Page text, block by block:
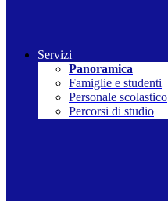
Servizi
Panoramica
Famiglie e studenti
Personale scolastico
Percorsi di studio